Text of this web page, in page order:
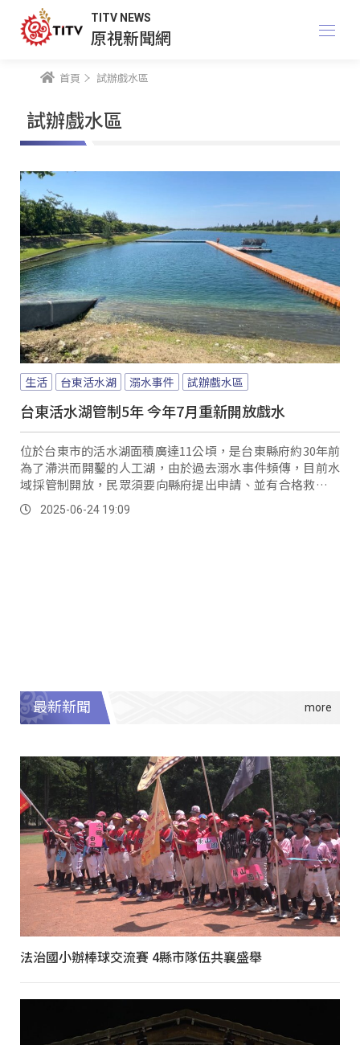
TITV NEWS
原視新聞網
首頁 試辦戲水區
試辦戲水區
生活 台東活水湖 溺水事件 試辦戲水區
台東活水湖管制5年 今年7月重新開放戲水
位於台東市的活水湖面積廣達11公頃，是台東縣府約30年前
為了滯洪而開鑿的人工湖，由於過去溺水事件頻傳，目前水
域採管制開放，民眾須要向縣府提出申請、並有合格救生員
戒護才能下水；如今因應民眾親水需求，縣府宣布將自7月起
試辦戲水區，開放長50公尺、寬25公尺範圍，讓民眾能來游
2025-06-24 19:09
最新新聞
法治國小辦棒球交流賽 4縣市隊伍共襄盛舉